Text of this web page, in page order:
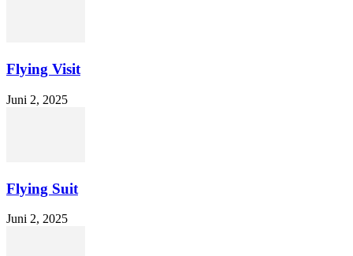
Flying Visit
Juni 2, 2025
Flying Suit
Juni 2, 2025